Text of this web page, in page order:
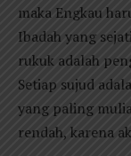
maka Engkau
Ibadah yang
rukuk adalah
Setiap sujud
yang paling
rendah, karena